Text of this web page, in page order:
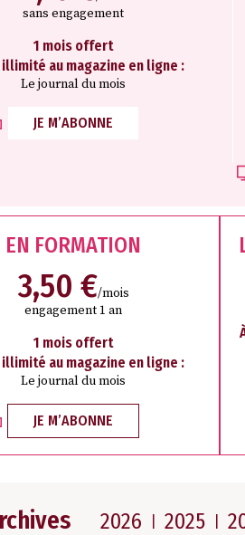
sans engagement
1 mois offert
illimité au magazine en ligne :
Le journal du mois
JE M’ABONNE
EN FORMATION
3,50 €/mois
engagement 1 an
1 mois offert
illimité au magazine en ligne :
Le journal du mois
JE M’ABONNE
2026 2025